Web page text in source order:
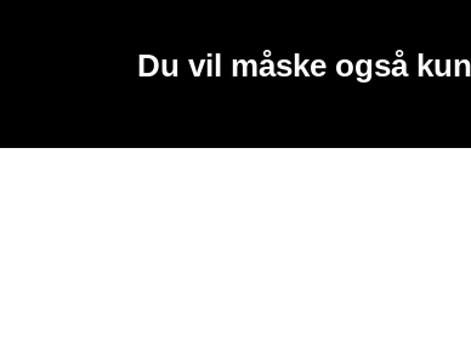
Du vil måske også